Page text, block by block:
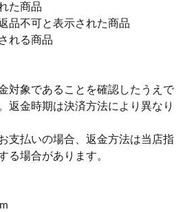
た商品
品不可と表示された商品
れる商品
対象であることを確認したうえで
返金時期は決済方法により異なり
支払いの場合、返金方法は当店指
る場合があります。